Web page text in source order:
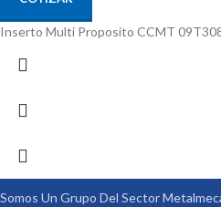
Inserto Multi Proposito CCMT
Somos Un Grupo Del Sector